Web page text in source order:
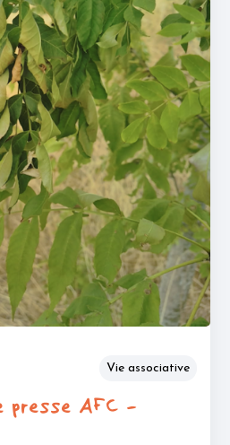
Vie associative
presse AFC -